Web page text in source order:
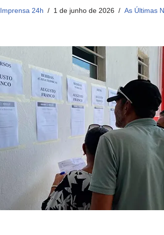
24h 1 de junho de 2026 As Últimas